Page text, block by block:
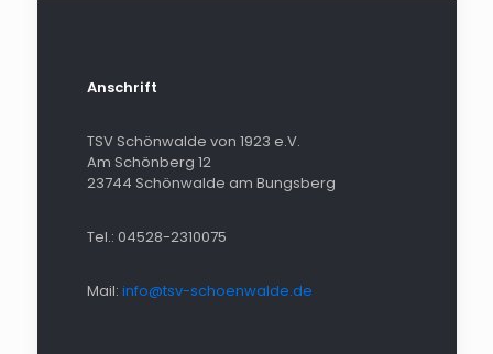
Anschrift
TSV Schönwalde von 1923 e.V.
Am Schönberg 12
23744 Schönwalde am Bungsberg
Tel.: 04528-2310075
Mail: info@tsv-schoenwalde.de